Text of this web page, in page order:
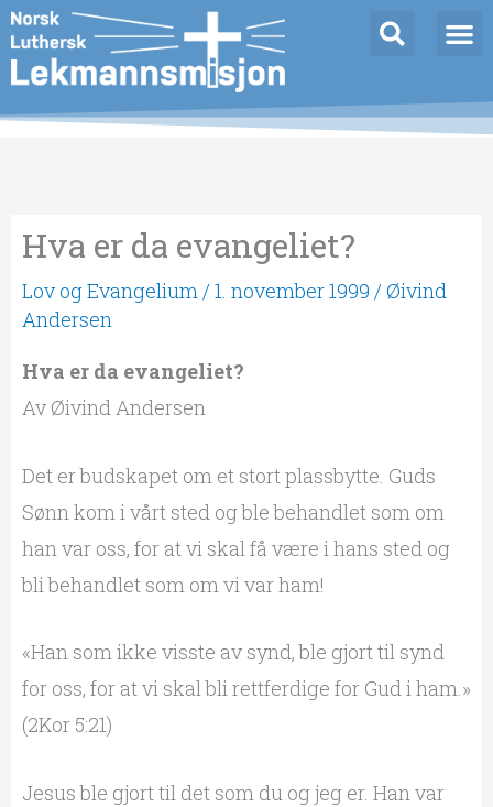
Hopp
rett
til
innholdet
Hva er da evangeliet?
Lov og Evangelium /1. november 1999 /Øivind
Andersen
Hva er da evangeliet?
Av Øivind Andersen
Det er budskapet om et stort plassbytte. Guds
Sønn kom i vårt sted og ble behandlet som om
han var oss, for at vi skal få være i hans sted og
bli behandlet som om vi var ham!
«Han som ikke visste av synd, ble gjort til synd
for oss, for at vi skal bli rettferdige for Gud i ham.»
(2Kor 5:21)
Jesus ble gjort til det som du og jeg er. Han var